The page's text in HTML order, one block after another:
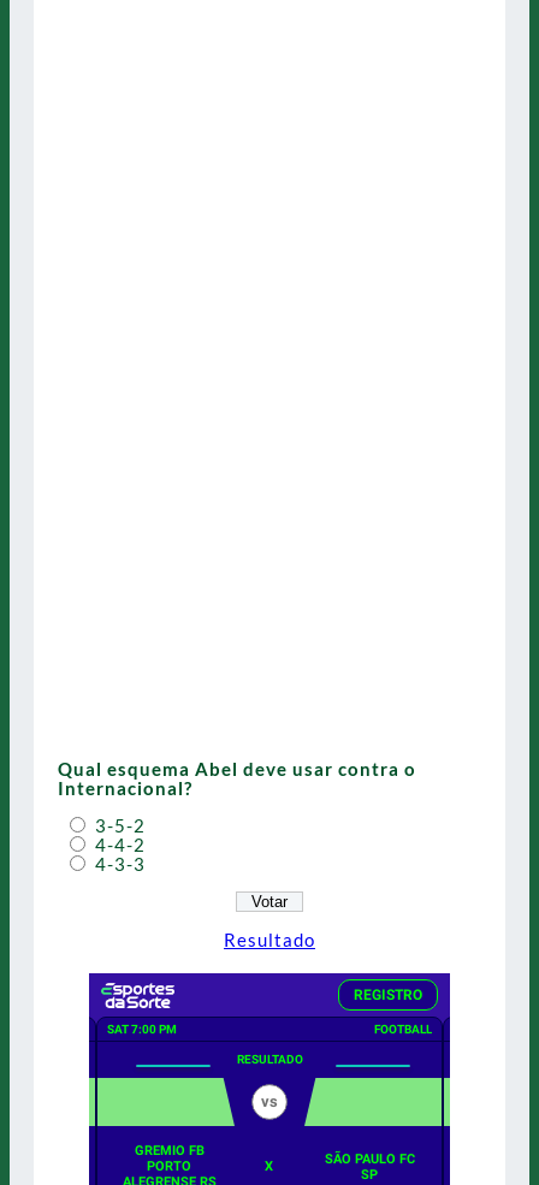
Qual esquema Abel deve usar contra o
Internacional?
3-5-2
4-4-2
4-3-3
Resultado